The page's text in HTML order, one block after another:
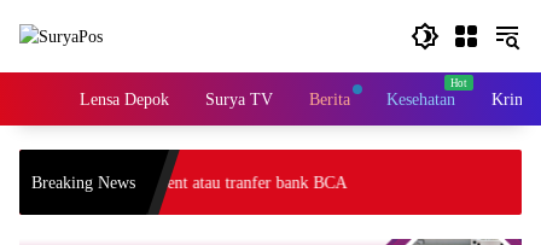
HomeLensa Depok Surya TV Berita Kesehatan
Breaking News
gateway payment atau tranfer bank BCA